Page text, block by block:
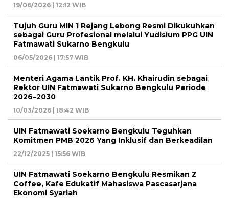
19/06/2026 | 12:12 WIB
Tujuh Guru MIN 1 Rejang Lebong Resmi Dikukuhkan
sebagai Guru Profesional melalui Yudisium PPG UIN
Fatmawati Sukarno Bengkulu
06/05/2026 | 17:57 WIB
Menteri Agama Lantik Prof. KH. Khairudin sebagai
Rektor UIN Fatmawati Sukarno Bengkulu Periode
2026–2030
10/03/2026 | 18:42 WIB
UIN Fatmawati Soekarno Bengkulu Teguhkan
Komitmen PMB 2026 Yang Inklusif dan Berkeadilan
22/12/2025 | 15:56 WIB
UIN Fatmawati Soekarno Bengkulu Resmikan Z
Coffee, Kafe Edukatif Mahasiswa Pascasarjana
Ekonomi Syariah